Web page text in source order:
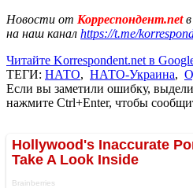
Новости от Корреспондент.net
на наш канал https://t.me/
Читайте Korrespondent.net в
ТЕГИ: НАТО, НАТО-Украина,
Если вы заметили ошибку,
нажмите Ctrl+Enter, чтобы